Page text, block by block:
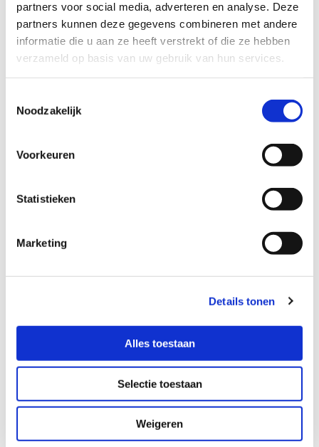
partners voor social media, adverteren en analyse. Deze
partners kunnen deze gegevens combineren met andere
informatie die u aan ze heeft verstrekt of die ze hebben
verzameld op basis van uw gebruik van hun services.
Noodzakelijk
Voorkeuren
Statistieken
Marketing
Details tonen
Alles toestaan
Selectie toestaan
Weigeren
dagen uitsluitend op afspraak.
Ja — we hebben een breed assortiment accessoires zoals
keuen, biljartballen, poolballen, krijt, beschermhoezen,
scoreborden, verlichting etc.
5. Verhuizen jullie tafels ook, of kunnen
we deze tijdelijk bij jullie op laten slaan?
voor om dat zonder schade aan de ruimtes en tafels te
Daarnaast bieden we tijdelijke opslag van tafels, voor
bijvoorbeeld tijdens een verbouwing.